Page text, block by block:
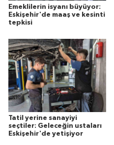
Emeklilerin isyanı büyüyor:
Eskişehir'de maaş ve kesinti
tepkisi
Tatil yerine sanayiyi
seçtiler: Geleceğin ustaları
Eskişehir'de yetişiyor